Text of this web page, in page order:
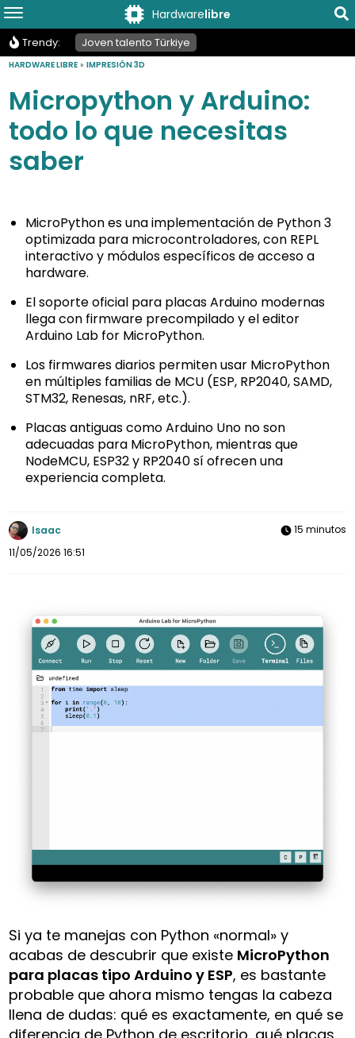
Hardwarelibre
Trendy: Joven talento Türkiye
HARDWARE LIBRE »IMPRESIÓN 3D
Micropython y Arduino:
todo lo que necesitas
saber
MicroPython es una implementación de Python 3
optimizada para microcontroladores, con REPL
interactivo y módulos específicos de acceso a
hardware.
El soporte oficial para placas Arduino modernas
llega con firmware precompilado y el editor
Arduino Lab for MicroPython.
Los firmwares diarios permiten usar MicroPython
en múltiples familias de MCU (ESP, RP2040, SAMD,
STM32, Renesas, nRF, etc.).
Placas antiguas como Arduino Uno no son
adecuadas para MicroPython, mientras que
NodeMCU, ESP32 y RP2040 sí ofrecen una
experiencia completa.
Isaac
11/05/2026 16:51
15 minutos
Si ya te manejas con Python «normal» y
acabas de descubrir que existe MicroPython
para placas tipo Arduino y ESP, es bastante
probable que ahora mismo tengas la cabeza
llena de dudas: qué es exactamente, en qué se